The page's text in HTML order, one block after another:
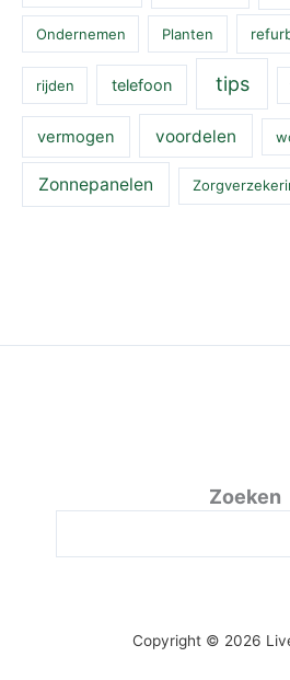
Ondernemen Planten
rijden telefoon tips
vermogen voordelen
Zonnepanelen
Zoeken
Copyright © 2026